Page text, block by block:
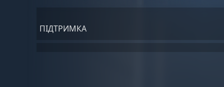
ПІДТРИМКА